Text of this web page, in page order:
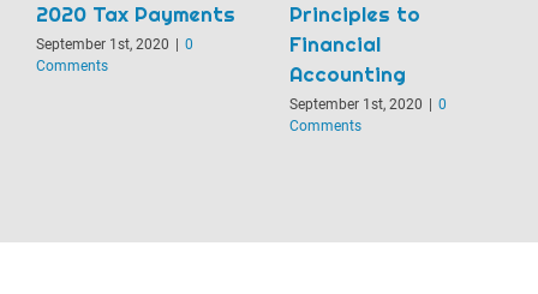
2020 Tax Payments
September 1st, 2020
0
Comments
Principles to
Financial
Accounting
September 1st, 2020
0
Comments